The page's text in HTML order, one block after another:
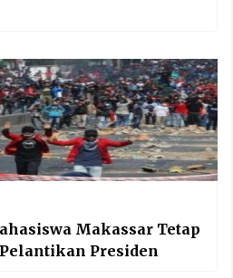
Makassar Tetap
Presiden